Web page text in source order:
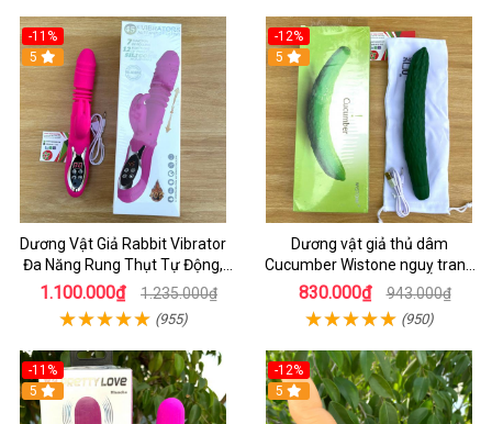
-11%
5
Dương Vật Giả Rabbit Vibrator
Đa Năng Rung Thụt Tự Động,
Phát Nhiệt Ấm Nóng Kích Thích
1.100.000₫ 1.235.000₫
(955)
-12%
5
Dương vật giả thủ dâm
Cucumber Wistone nguỵ trang
hình quả dưa Leo
830.000₫ 943.000₫
(950)
-11%
5
-12%
5